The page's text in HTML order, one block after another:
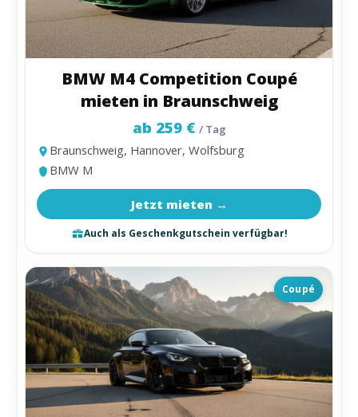
BMW M4 Competition Coupé
mieten in Braunschweig
ab 259 € / Tag
Braunschweig, Hannover, Wolfsburg
BMW M
Jetzt mieten →
Auch als Geschenkgutschein verfügbar!
Coupé